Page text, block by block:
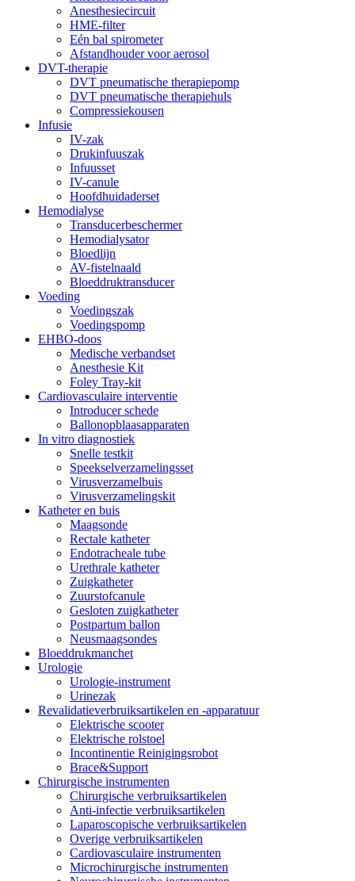
Anesthesiecircuit
HME-filter
Eén bal spirometer
Afstandhouder voor aerosol
DVT-therapie
DVT pneumatische therapiepomp
DVT pneumatische therapiehuls
Compressiekousen
Infusie
IV-zak
Drukinfuuszak
Infuusset
IV-canule
Hoofdhuidaderset
Hemodialyse
Transducerbeschermer
Hemodialysator
Bloedlijn
AV-fistelnaald
Bloeddruktransducer
Voeding
Voedingszak
Voedingspomp
EHBO-doos
Medische verbandset
Anesthesie Kit
Foley Tray-kit
Cardiovasculaire interventie
Introducer schede
Ballonopblaasapparaten
In vitro diagnostiek
Snelle testkit
Speekselverzamelingsset
Virusverzamelbuis
Virusverzamelingskit
Katheter en buis
Maagsonde
Rectale katheter
Endotracheale tube
Urethrale katheter
Zuigkatheter
Zuurstofcanule
Gesloten zuigkatheter
Postpartum ballon
Neusmaagsondes
Bloeddrukmanchet
Urologie
Urologie-instrument
Urinezak
Revalidatieverbruiksartikelen en -apparatuur
Elektrische scooter
Elektrische rolstoel
Incontinentie Reinigingsrobot
Brace&Support
Chirurgische instrumenten
Chirurgische verbruiksartikelen
Anti-infectie verbruiksartikelen
Laparoscopische verbruiksartikelen
Overige verbruiksartikelen
Cardiovasculaire instrumenten
Microchirurgische instrumenten